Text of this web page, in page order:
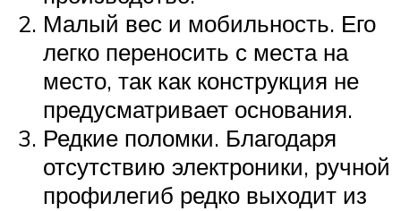
Малый вес и мобильность. Его
легко переносить с места на
место, так как конструкция не
предусматривает основания.
Редкие поломки. Благодаря
отсутствию электроники, ручной
профилегиб редко выходит из